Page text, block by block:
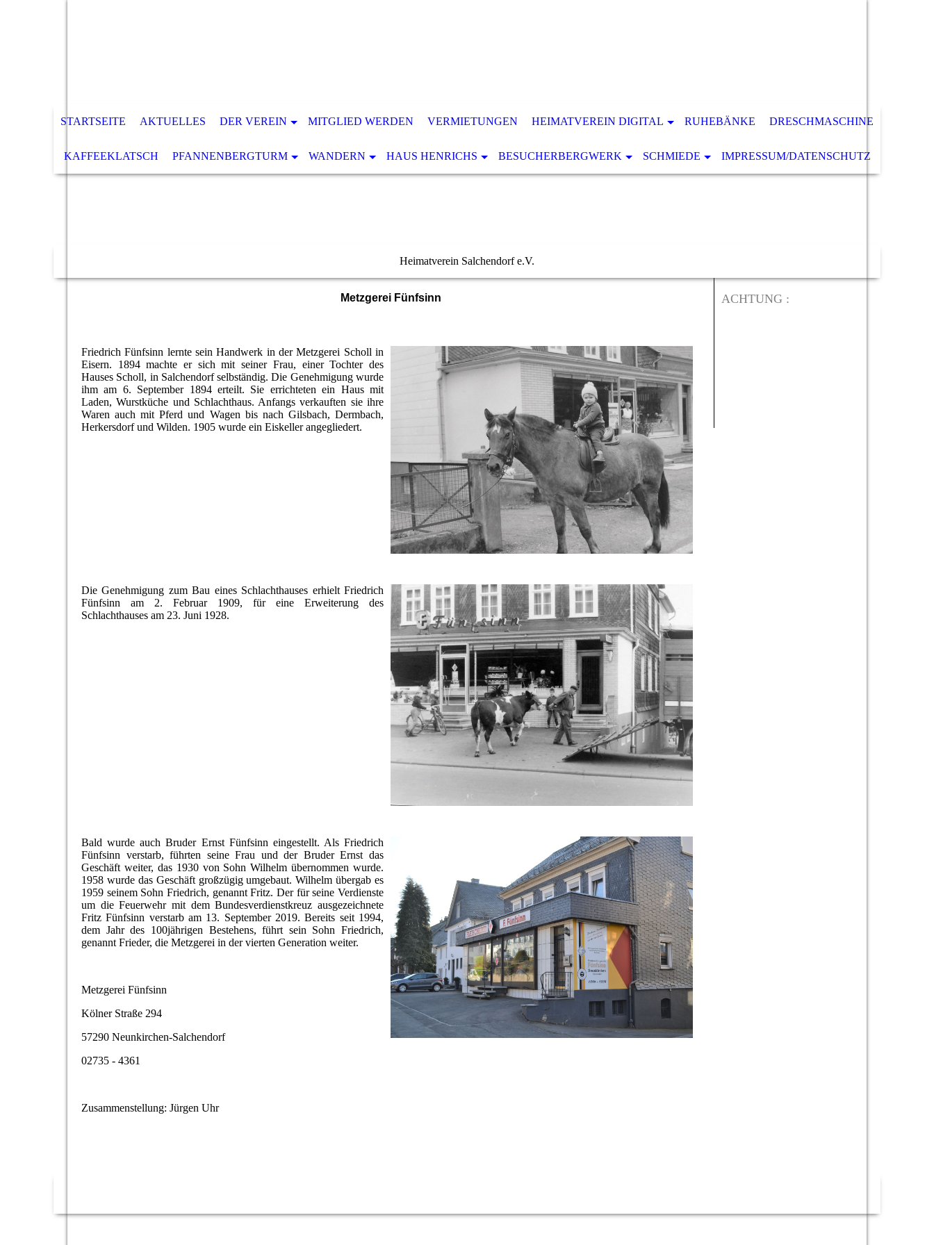
STARTSEITE AKTUELLES DER VEREIN MITGLIED WERDEN VERMIETUNGEN HEIMATVEREIN DIGITAL RUHEBÄNKE DRESCHMASCHINE
KAFFEEKLATSCH PFANNENBERGTURM WANDERN HAUS HENRICHS BESUCHERBERGWERK SCHMIEDE IMPRESSUM/DATENSCHUTZ
Heimatverein Salchendorf e.V.
Metzgerei Fünfsinn
Friedrich Fünfsinn lernte sein Handwerk in der Metzgerei Scholl in
Eisern. 1894 machte er sich mit seiner Frau, einer Tochter des
Hauses Scholl, in Salchendorf selbständig. Die Genehmigung wurde
ihm am 6. September 1894 erteilt. Sie errichteten ein Haus mit
Laden, Wurstküche und Schlachthaus. Anfangs verkauften sie ihre
Waren auch mit Pferd und Wagen bis nach Gilsbach, Dermbach,
Herkersdorf und Wilden. 1905 wurde ein Eiskeller angegliedert.
Die Genehmigung zum Bau eines Schlachthauses erhielt Friedrich
Fünfsinn am 2. Februar 1909, für eine Erweiterung des
Schlachthauses am 23. Juni 1928.
Bald wurde auch Bruder Ernst Fünfsinn eingestellt. Als Friedrich
Fünfsinn verstarb, führten seine Frau und der Bruder Ernst das
Geschäft weiter, das 1930 von Sohn Wilhelm übernommen wurde.
1958 wurde das Geschäft großzügig umgebaut. Wilhelm übergab es
1959 seinem Sohn Friedrich, genannt Fritz. Der für seine Verdienste
um die Feuerwehr mit dem Bundesverdienstkreuz ausgezeichnete
Fritz Fünfsinn verstarb am 13. September 2019. Bereits seit 1994,
dem Jahr des 100jährigen Bestehens, führt sein Sohn Friedrich,
genannt Frieder, die Metzgerei in der vierten Generation weiter.
Metzgerei Fünfsinn
Kölner Straße 294
57290 Neunkirchen-Salchendorf
02735 - 4361
Zusammenstellung: Jürgen Uhr
ACHTUNG :